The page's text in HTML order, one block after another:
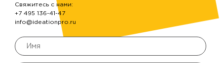
Свяжитесь с нами:
+7 495 136-41-47
info@ideationpro.ru